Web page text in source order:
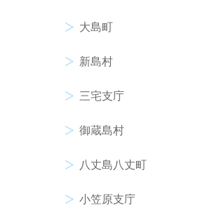
大島町
新島村
三宅支庁
御蔵島村
八丈島八丈町
小笠原支庁